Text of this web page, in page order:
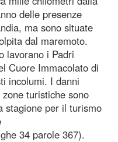
delle presenze
ma sono situate
dal maremoto.
lavorano i Padri
Cuore Immacolato di
incolumi. I danni
turistiche sono
stagione per il turismo
34 parole 367).